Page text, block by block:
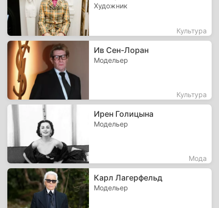
Художник
Культура
Ив Сен-Лоран
Модельер
Культура
Ирен Голицына
Модельер
Мода
Карл Лагерфельд
Модельер